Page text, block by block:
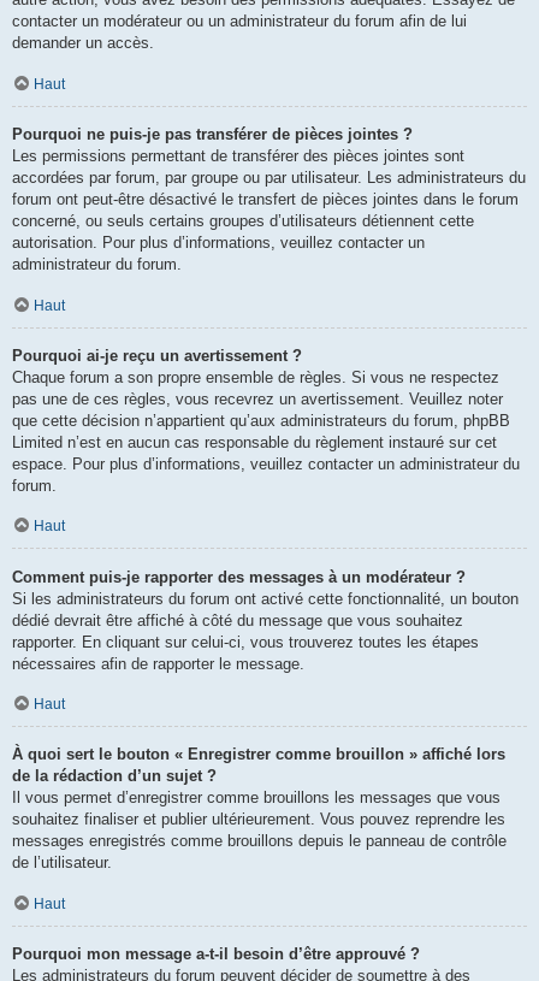
contacter un modérateur ou un administrateur du forum afin de lui
demander un accès.
Haut
Pourquoi ne puis-je pas transférer de pièces jointes ?
Les permissions permettant de transférer des pièces jointes sont
accordées par forum, par groupe ou par utilisateur. Les administrateurs du
forum ont peut-être désactivé le transfert de pièces jointes dans le forum
concerné, ou seuls certains groupes d’utilisateurs détiennent cette
autorisation. Pour plus d’informations, veuillez contacter un
administrateur du forum.
Haut
Pourquoi ai-je reçu un avertissement ?
Chaque forum a son propre ensemble de règles. Si vous ne respectez
pas une de ces règles, vous recevrez un avertissement. Veuillez noter
que cette décision n’appartient qu’aux administrateurs du forum, phpBB
Limited n’est en aucun cas responsable du règlement instauré sur cet
espace. Pour plus d’informations, veuillez contacter un administrateur du
forum.
Haut
Comment puis-je rapporter des messages à un modérateur ?
Si les administrateurs du forum ont activé cette fonctionnalité, un bouton
dédié devrait être affiché à côté du message que vous souhaitez
rapporter. En cliquant sur celui-ci, vous trouverez toutes les étapes
nécessaires afin de rapporter le message.
Haut
À quoi sert le bouton « Enregistrer comme brouillon » affiché lors
de la rédaction d’un sujet ?
Il vous permet d’enregistrer comme brouillons les messages que vous
souhaitez finaliser et publier ultérieurement. Vous pouvez reprendre les
messages enregistrés comme brouillons depuis le panneau de contrôle
de l’utilisateur.
Haut
Pourquoi mon message a-t-il besoin d’être approuvé ?
Les administrateurs du forum peuvent décider de soumettre à des